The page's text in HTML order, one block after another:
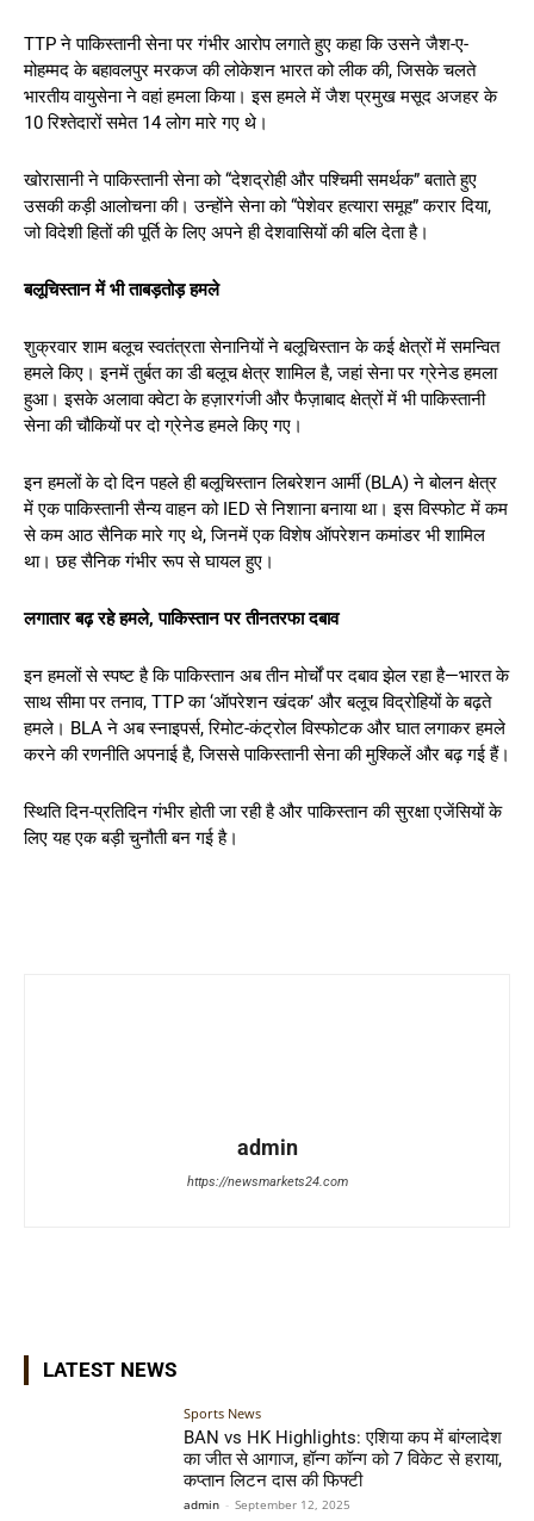
TTP ने पाकिस्तानी सेना पर गंभीर आरोप लगाते हुए कहा कि उसने जैश-ए-
मोहम्मद के बहावलपुर मरकज की लोकेशन भारत को लीक की, जिसके चलते
भारतीय वायुसेना ने वहां हमला किया। इस हमले में जैश प्रमुख मसूद अजहर के
10 रिश्तेदारों समेत 14 लोग मारे गए थे।
खोरासानी ने पाकिस्तानी सेना को “देशद्रोही और पश्चिमी समर्थक” बताते हुए
उसकी कड़ी आलोचना की। उन्होंने सेना को “पेशेवर हत्यारा समूह” करार दिया,
जो विदेशी हितों की पूर्ति के लिए अपने ही देशवासियों की बलि देता है।
बलूचिस्तान में भी ताबड़तोड़ हमले
शुक्रवार शाम बलूच स्वतंत्रता सेनानियों ने बलूचिस्तान के कई क्षेत्रों में समन्वित
हमले किए। इनमें तुर्बत का डी बलूच क्षेत्र शामिल है, जहां सेना पर ग्रेनेड हमला
हुआ। इसके अलावा क्वेटा के हज़ारगंजी और फैज़ाबाद क्षेत्रों में भी पाकिस्तानी
सेना की चौकियों पर दो ग्रेनेड हमले किए गए।
इन हमलों के दो दिन पहले ही बलूचिस्तान लिबरेशन आर्मी (BLA) ने बोलन क्षेत्र
में एक पाकिस्तानी सैन्य वाहन को IED से निशाना बनाया था। इस विस्फोट में कम
से कम आठ सैनिक मारे गए थे, जिनमें एक विशेष ऑपरेशन कमांडर भी शामिल
था। छह सैनिक गंभीर रूप से घायल हुए।
लगातार बढ़ रहे हमले, पाकिस्तान पर तीनतरफा दबाव
इन हमलों से स्पष्ट है कि पाकिस्तान अब तीन मोर्चों पर दबाव झेल रहा है—भारत के
साथ सीमा पर तनाव, TTP का ‘ऑपरेशन खंदक’ और बलूच विद्रोहियों के बढ़ते
हमले। BLA ने अब स्नाइपर्स, रिमोट-कंट्रोल विस्फोटक और घात लगाकर हमले
करने की रणनीति अपनाई है, जिससे पाकिस्तानी सेना की मुश्किलें और बढ़ गई हैं।
स्थिति दिन-प्रतिदिन गंभीर होती जा रही है और पाकिस्तान की सुरक्षा एजेंसियों के
लिए यह एक बड़ी चुनौती बन गई है।
admin
https://newsmarkets24.com
LATEST NEWS
Sports News
BAN vs HK Highlights: एशिया कप में बांग्लादेश
का जीत से आगाज, हॉन्ग कॉन्ग को 7 विकेट से हराया,
कप्तान लिटन दास की फिफ्टी
admin - September 12, 2025